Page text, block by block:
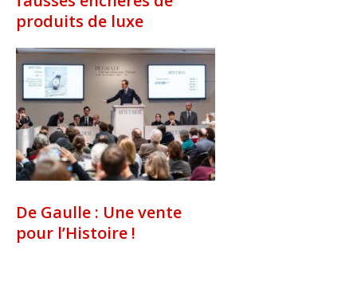
produits de luxe
De Gaulle : Une vente
pour l’Histoire !